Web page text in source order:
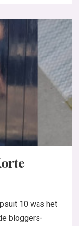
10 was het
bloggers-